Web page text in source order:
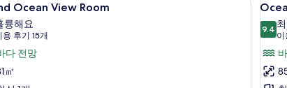
Ocean View Room
만점 중 10점
륭해요
용 후기 15개
다 전망
㎡
사
진
모
7
9.4
9.4이
(
용
후
기